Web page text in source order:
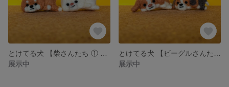
展示中
展示中